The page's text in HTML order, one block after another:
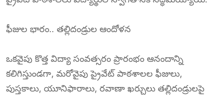
ఫీజుల భారం.. తల్లిదండ్రుల ఆందోళన
ఒకవైపు కొత్త విద్యా సంవత్సరం ప్రారంభం ఆనందాన్ని
కలిగిస్తుండగా, మరోవైపు ప్రైవేట్ పాఠశాలల ఫీజులు,
పుస్తకాలు, యూనిఫారాలు, రవాణా ఖర్చులు తల్లిదండ్రులపై